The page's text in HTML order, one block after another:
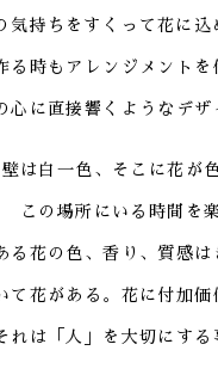
気持ちをすくって花に
る時もアレンジメント
心に直接響くようなデ
は白一色、そこに花が
この場所にいる時間を
る花の色、香り、質感
て花がある。花に付加価
れは「人」を大切にする